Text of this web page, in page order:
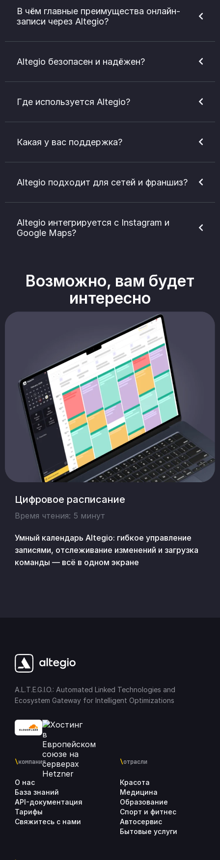
В чём главные преимущества онлайн-
записи через Altegio?
Altegio безопасен и надёжен?
Где используется Altegio?
Какая у вас поддержка?
Altegio подходит для сетей и франшиз?
Altegio интегрируется с Instagram и
Google Maps?
Возможно, вам будет
интересно
Цифровое расписание
Время чтения: 5 минут
Умный календарь Altegio: гибкое управление
записями, отслеживание изменений и загрузка
команды — всё в одном экране
A.L.T.E.G.I.O.: Automated Linked Technologies and
Ecosystem Gateway for Intelligent Optimizations
\компания
О нас
База знаний
API-документация
Тарифы
Свяжитесь с нами
\отрасли
Красота
Медицина
Образование
Спорт и фитнес
Автосервис
Бытовые услуги